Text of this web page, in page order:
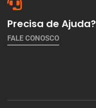
Precisa de Ajuda?
FALE CONOSCO